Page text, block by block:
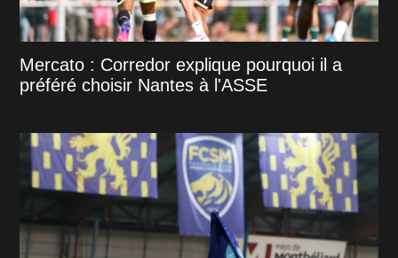
Mercato : Corredor explique pourquoi il a
préféré choisir Nantes à l'ASSE